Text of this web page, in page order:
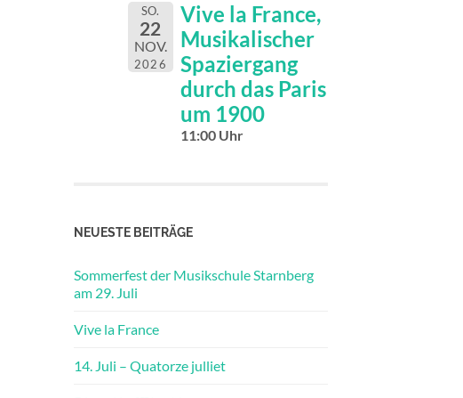
SO.
22
NOV.
2026
Vive la France,
Musikalischer
Spaziergang
durch das Paris
um 1900
11:00 Uhr
NEUESTE BEITRÄGE
Sommerfest der Musikschule Starnberg
am 29. Juli
Vive la France
14. Juli – Quatorze julliet